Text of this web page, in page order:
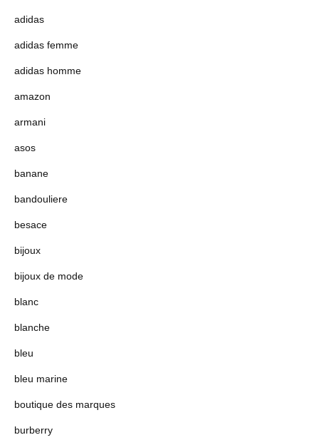
adidas
adidas femme
adidas homme
amazon
armani
asos
banane
bandouliere
besace
bijoux
bijoux de mode
blanc
blanche
bleu
bleu marine
boutique des marques
burberry